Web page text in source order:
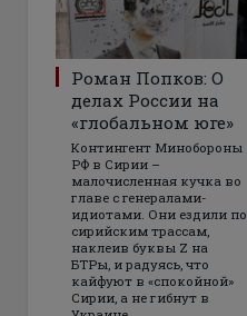
Роман Попков: О
делах России на
«глобальном юге»
Контингент Минобороны
РФ в Сирии –
малочисленная кучка во
главе с генералами-
идиотами. Они ездили по
сирийским трассам,
наклеив буквы Z на
БТРы, и радуясь, что
кайфуют в «спокойной»
Сирии, а не гибнут в